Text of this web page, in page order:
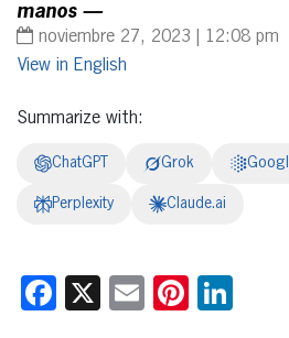
manos —
noviembre 27, 2023 | 12:08 pm
English
Summarize with:
ChatGPT Grok
Perplexity Claude.ai
Facebook
X Email